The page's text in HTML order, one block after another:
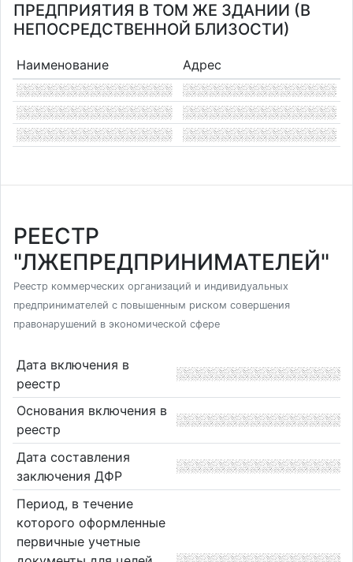
ПРЕДПРИЯТИЯ В ТОМ ЖЕ ЗДАНИИ (В
НЕПОСРЕДСТВЕННОЙ БЛИЗОСТИ)
Наименование Адрес
РЕЕСТР
"ЛЖЕПРЕДПРИНИМАТЕЛЕЙ"
Реестр коммерческих организаций и индивидуальных
предпринимателей с повышенным риском совершения
правонарушений в экономической сфере
Дата включения в
реестр
Основания включения в
реестр
Дата составления
заключения ДФР
Период, в течение
которого оформленные
первичные учетные